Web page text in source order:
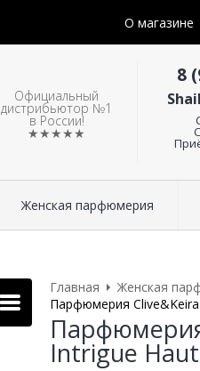
О магазине
Официальный
дистрибьютор №1
в России!
★★★★★
8
Женская парфюмерия
Главная Женская
Парфюмерия
Intrigue